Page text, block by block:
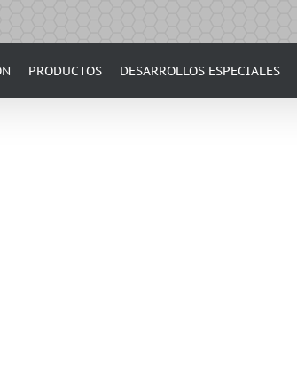
PRODUCTOS DESARROLLOS ESPECIALES